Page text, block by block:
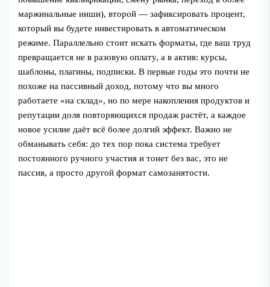
маржинальные ниши), второй — зафиксировать процент,
который вы будете инвестировать в автоматическом
режиме. Параллельно стоит искать форматы, где ваш труд
превращается не в разовую оплату, а в актив: курсы,
шаблоны, плагины, подписки. В первые годы это почти не
похоже на пассивный доход, потому что вы много
работаете «на склад», но по мере накопления продуктов и
репутации доля повторяющихся продаж растёт, а каждое
новое усилие даёт всё более долгий эффект. Важно не
обманывать себя: до тех пор пока система требует
постоянного ручного участия и тонет без вас, это не
пассив, а просто другой формат самозанятости.